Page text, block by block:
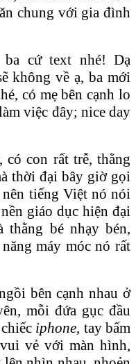
chung với gia đình
cứ text nhé! Dạ
không về ạ, ba mới
có mẹ bên cạnh lo
việc đây; nice day
có con rất trễ, thằng
thời đại bây giờ gọi
tiếng Việt nó nói
giáo dục hiện đại
bé nhạy bén,
máy móc nó rất
bên cạnh nhau ở
mỗi đứa gục đầu
iphone, tay bấm
vẻ với màn hình,